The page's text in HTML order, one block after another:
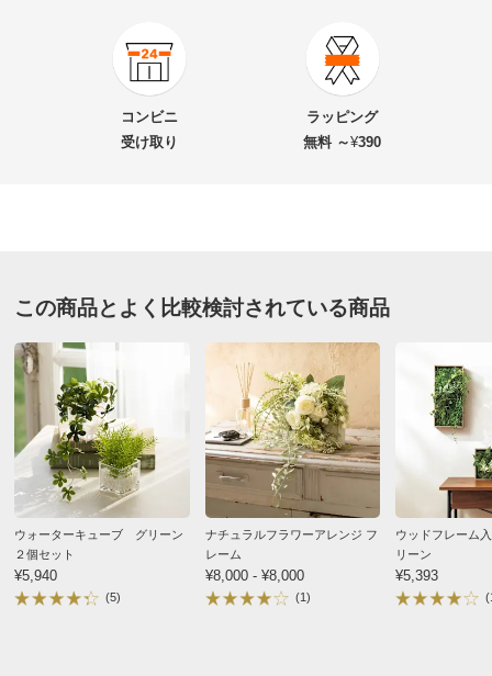
900-KR01-52
ウォールデコМ（フレームグリーン）サイズ シュガー
お支払い方法 送料について
■約幅48・奥行12・高さ25cm・重量約540g、フレームの
み：幅40・奥行4.5・高さ15cm
■アーティフィシャルグリーン（シュガーバイン、アジア
ンタム、ブロッサムリーフ、ウォーターリーフ）、フレー
ム（ＭＤＦ）
■日本製
【お手入れ方法】
ホコリによる汚れは、柔らかい布やハタ
キ、水を絞った布などで取り除いてください。
脱衣所にある洗濯機の上の蛇口を隠すために購入しまし
（縦に置いています）
洗濯機がガタガタする度に倒れますが、見た目はとても
良く、シュガーパインが
可愛くてとても気に入っています。
今までフェイクグリーンを使っていませんでしたが、浴
室や水回りにあれば雰囲気が華やいで気持ちよく過ごせ
ます。
2023/03/07
コンビニ
受け取り
ラッピング
無料 ～¥390
この商品とよく比較検討されている商品
ウォーターキューブ グリーン
２個セット
¥5,940
(5)
ナチュラルフラワーアレンジ フ
レーム
¥8,000 - ¥8,000
(1)
ウッドフレーム
リーン
¥5,393